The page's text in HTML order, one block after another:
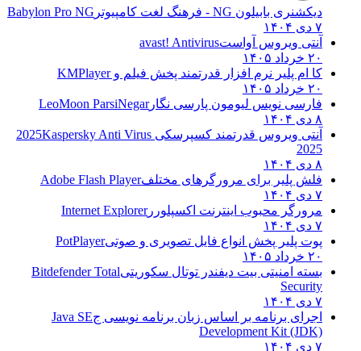
دیکشنری بابیلون NG - فرهنگ لغت کامپیوتر
Babylon Pro NG
۷ دی ۱۴۰۴
آنتی ویروس آواستavast! Antivirus
۲۰ خرداد ۱۴۰۵
کا ام پلیر نرم افزار قدرتمند پخش فیلم وKMPlayer
۲۰ خرداد ۱۴۰۵
فارسی نویس لیومون پارسی نگارLeoMoon ParsiNegar
۸ دی ۱۴۰۴
آنتی ویروس قدرتمند کسپرسکی 2025 Kaspersky Anti Virus
2025
۸ دی ۱۴۰۴
فلش پلیر برای مرورگرهای مختلفAdobe Flash Player
۷ دی ۱۴۰۴
مرورگر محبوب اینترنت اکسپلوررInternet Explorer
۷ دی ۱۴۰۴
پوت پلیر پخش انواع فایل تصویری و صوتیPotPlayer
۲۰ خرداد ۱۴۰۵
بسته امنیتی بیت دیفندر توتال سکوریتیBitdefender Total
Security
۷ دی ۱۴۰۴
اجرای برنامه بر اساس زبان برنامه نویسی جJava SE
Development Kit (JDK)
۷ دی ۱۴۰۴